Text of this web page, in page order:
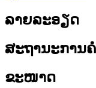
ລາຍລະອຽດ
ສະຖານະການ
ຂະໜາດ